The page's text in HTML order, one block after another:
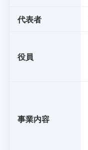
代表者
役員
事業内容